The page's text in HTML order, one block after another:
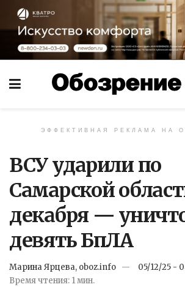
ЭФФЕКТИВНАЯ РЕКЛАМА НА
ВСУ ударили по
Самарской
декабря —
девять БпЛА
Марина Ярцева, oboz.info
05/12/25 -
Время чтения: 1 мин.